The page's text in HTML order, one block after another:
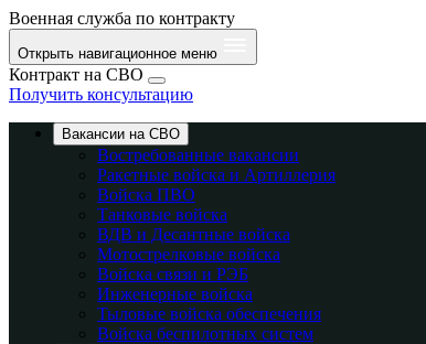
Военная служба по контракту
Открыть навигационное меню
Контракт на СВО
Получить консультацию
Вакансии на СВО
Востребованные вакансии
Ракетные войска и Артиллерия
Войска ПВО
Танковые войска
ВДВ и Десантные войска
Мотострелковые войска
Войска связи и РЭБ
Инженерные войска
Тыловые войска обеспечения
Войска беспилотных систем